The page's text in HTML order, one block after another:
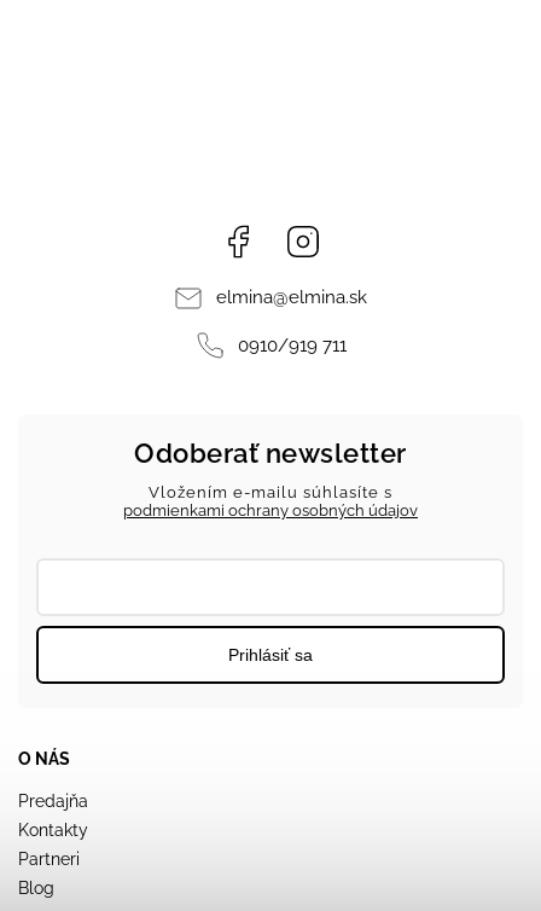
Facebook
elmina@elmina.sk
0910/919 711
O NÁS
Predajňa
Kontakty
Partneri
Blog
Odoberať newsletter
Vložením e-mailu súhlasíte s
podmienkami ochrany osobných údajov
Prihlásiť sa